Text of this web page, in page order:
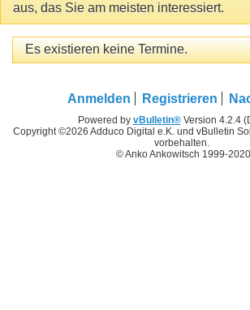
aus, das Sie am meisten interessiert.
Es existieren keine Termine.
Anmelden Registrieren
Powered by vBulletin®Version 4.2.4
Copyright ©2026 Adduco Digital e.K. und vBulletin
vorbehalten.
© Anko Ankowitsch 1999-2020